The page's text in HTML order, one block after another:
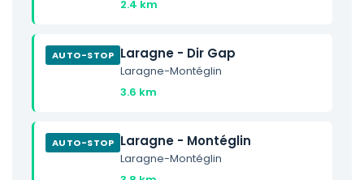
2.4 km
AUTO-STOP Laragne - Dir Gap
Laragne-Montéglin
3.6 km
AUTO-STOP Laragne - Montéglin
Laragne-Montéglin